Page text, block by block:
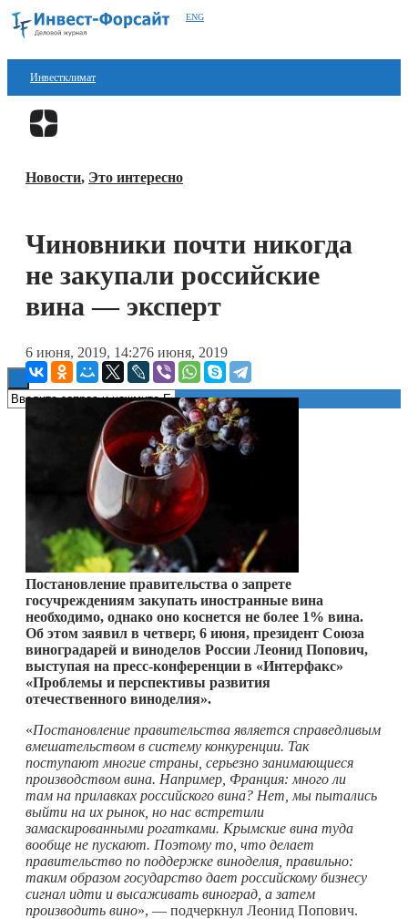
ENG
Инвестклимат
Финансы
Блокчейн
Новости, Это интересно
Чиновники почти никогда
не закупали российские
вина — эксперт
6 июня, 2019, 14:276 июня, 2019
Постановление правительства о запрете
госучреждениям закупать иностранные вина
необходимо, однако оно коснется не более 1% вина.
Об этом заявил в четверг, 6 июня, президент Союза
виноградарей и виноделов России Леонид Попович,
выступая на пресс-конференции в «Интерфакс»
«Проблемы и перспективы развития
отечественного виноделия».
«Постановление правительства является справедливым
вмешательством в систему конкуренции. Так
поступают многие страны, серьезно занимающиеся
производством вина. Например, Франция: много ли
там на прилавках российского вина? Нет, мы пытались
выйти на их рынок, но нас встретили
замаскированными рогатками. Крымские вина туда
вообще не пускают. Поэтому то, что делает
правительство по поддержке виноделия, правильно:
таким образом государство дает российскому бизнесу
сигнал идти и высаживать виноград, а затем
производить вино», — подчеркнул Леонид Попович.